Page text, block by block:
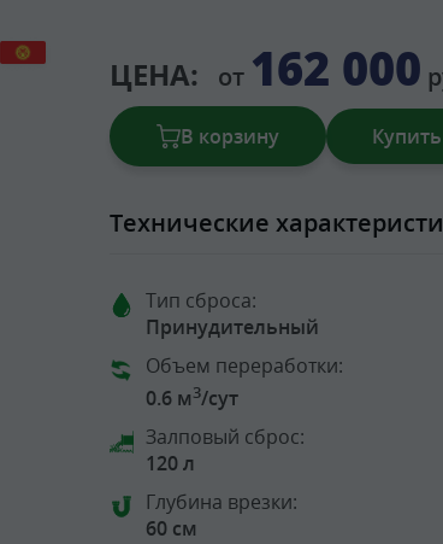
ЦЕНА: от 162 000
В корзину Купить
Технические
Тип сброса:
Принудительный
Объем переработки:
0.6 м3/сут
Залповый сброс:
120 л
Глубина врезки:
60 см